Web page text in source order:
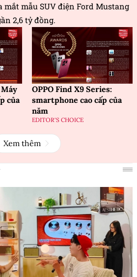
mắt mẫu SUV điện Ford Mustang
2,6 tỷ đồng.
Máy
của
OPPO Find X9 Series:
smartphone cao cấp của
năm
EDITOR'S CHOICE
Xem thêm